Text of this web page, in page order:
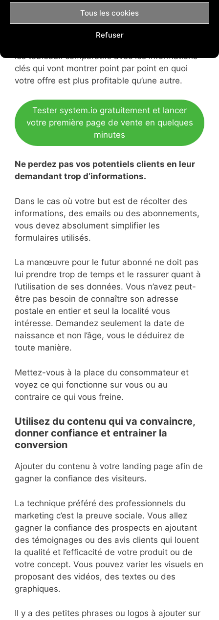
Tous les cookies
Refuser
les tableaux comparatifs avec les informations
clés qui vont montrer point par point en quoi
votre offre est plus profitable qu’une autre.
Tester system.io gratuitement et lancer
votre première page de vente en quelques
minutes
Ne perdez pas vos potentiels clients en leur
demandant trop d’informations.
Dans le cas où votre but est de récolter des
informations, des emails ou des abonnements,
vous devez absolument simplifier les
formulaires utilisés.
La manœuvre pour le futur abonné ne doit pas
lui prendre trop de temps et le rassurer quant à
l’utilisation de ses données. Vous n’avez peut-
être pas besoin de connaître son adresse
postale en entier et seul la localité vous
intéresse. Demandez seulement la date de
naissance et non l’âge, vous le déduirez de
toute manière.
Mettez-vous à la place du consommateur et
voyez ce qui fonctionne sur vous ou au
contraire ce qui vous freine.
Utilisez du contenu qui va convaincre,
donner confiance et entrainer la
conversion
Ajouter du contenu à votre landing page afin de
gagner la confiance des visiteurs.
La technique préféré des professionnels du
marketing c’est la preuve sociale. Vous allez
gagner la confiance des prospects en ajoutant
des témoignages ou des avis clients qui louent
la qualité et l’efficacité de votre produit ou de
votre concept. Vous pouvez varier les visuels en
proposant des vidéos, des textes ou des
graphiques.
Il y a des petites phrases ou logos à ajouter sur